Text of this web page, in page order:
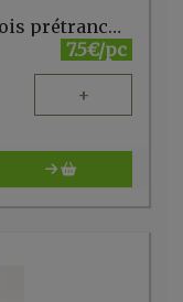
Jambon Serrano Bellota 30 mois prétranché 70g MONTANERA
7.5€/pc
+